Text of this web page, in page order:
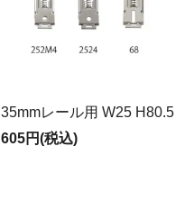
35mmレール用 W25 H80.5
605円(税込)